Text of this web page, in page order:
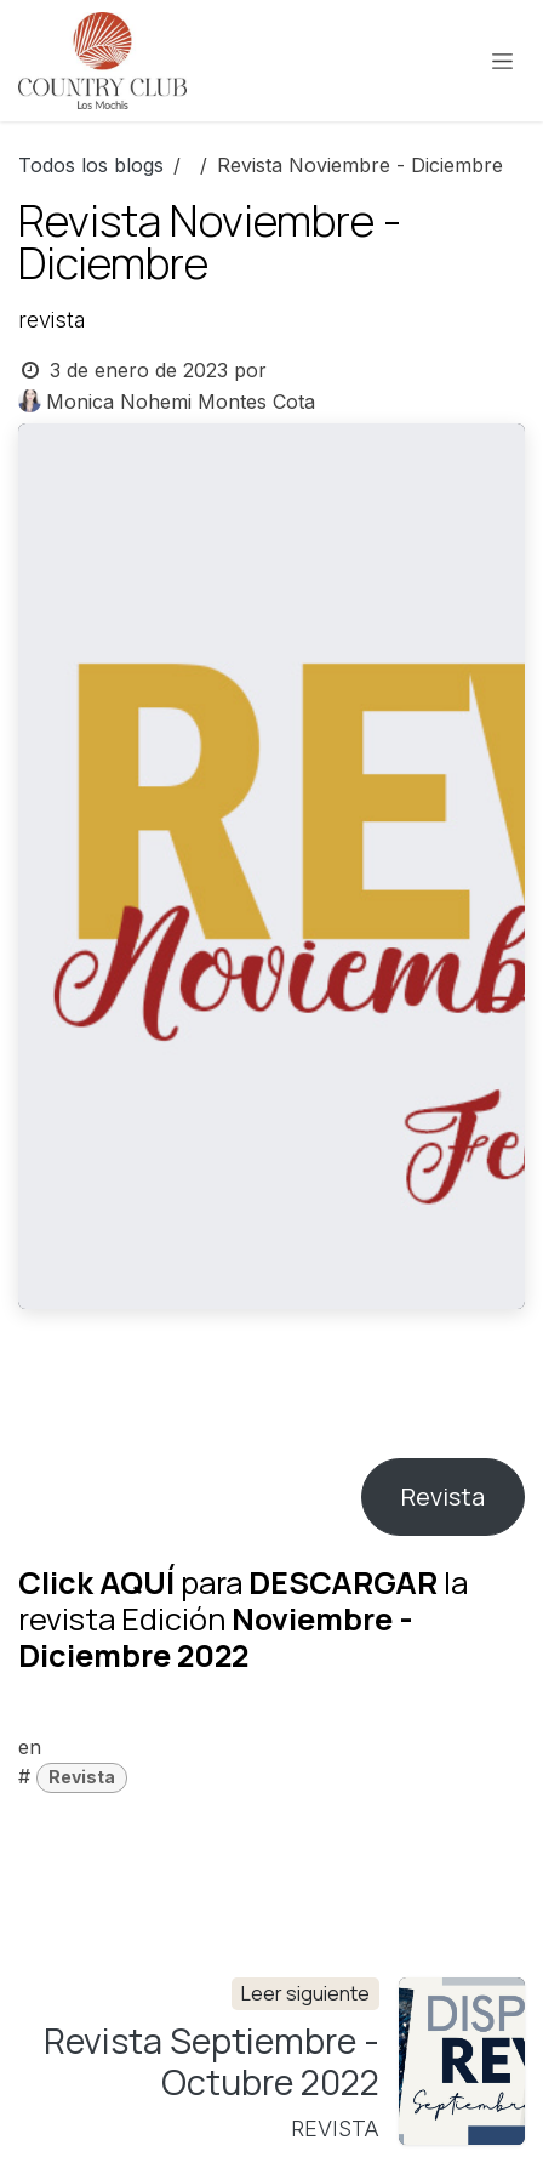
Ir al contenido
Todos los blogs Revista Noviembre - Diciembre
Revista Noviembre -
Diciembre
revista
3 de enero de 2023 por
Monica Nohemi Montes Cota
Revista
Click AQUÍ para DESCARGAR la
revista Edición Noviembre -
Diciembre 2022
en
#
Revista
Leer siguiente
Revista Septiembre -
Octubre 2022
REVISTA